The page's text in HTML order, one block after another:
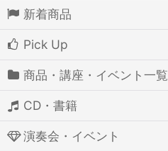
新着商品
Pick Up
商品・講座・イベント一覧
CD・書籍
演奏会・イベント